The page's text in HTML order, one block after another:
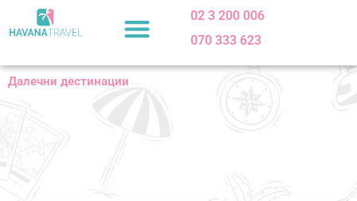
to
02 3 200 006
070 333 623
Далечни дестинации